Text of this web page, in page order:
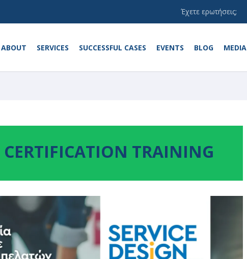
Έχετε ερωτήσεις;
ABOUT SERVICES SUCCESSFUL CASES EVENTS BLOG MEDIA
CERTIFICATION TRAINING